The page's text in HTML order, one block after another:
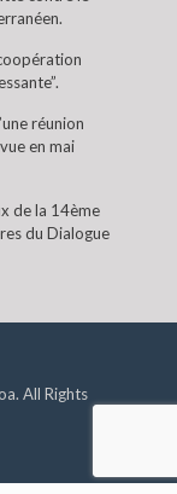
réunion
en mai
de la 14ème
du Dialogue
All Rights